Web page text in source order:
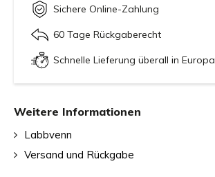
Sichere Online-Zahlung
60 Tage Rückgaberecht
Schnelle Lieferung überall in Europa
Weitere Informationen
Labbvenn
Versand und Rückgabe